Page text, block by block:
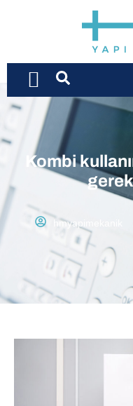
Kombi
hmyapimekanik